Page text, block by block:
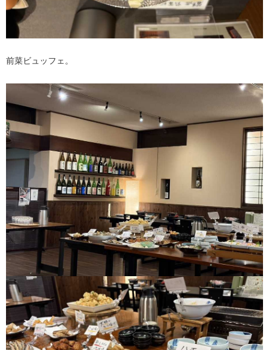
前菜ビュッフェ。